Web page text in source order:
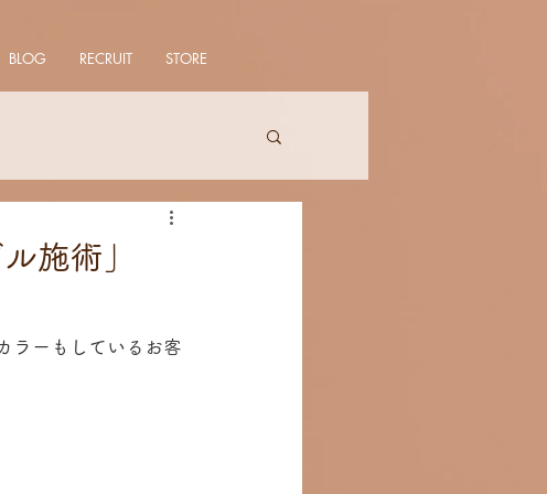
BLOG RECRUIT STORE
施術」
ラーもしているお客